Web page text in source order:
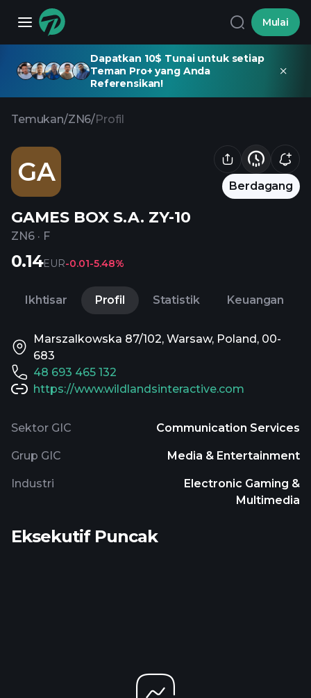
Mulai
Dapatkan 10$ Tunai untuk setiap
Teman Pro+ yang Anda
Referensikan!
Temukan/ZN6/Profil
GA Berdagang
GAMES BOX S.A. ZY-10
ZN6 · F
0.14EUR-0.01-5.48%
Ikhtisar Profil Statistik Keuangan
Marszalkowska 87/102, Warsaw, Poland, 00-
683
48 693 465 132
https://www.wildlandsinteractive.com
Sektor GIC Communication Services
Grup GIC Media & Entertainment
Industri
Electronic Gaming &
Multimedia
Eksekutif Puncak